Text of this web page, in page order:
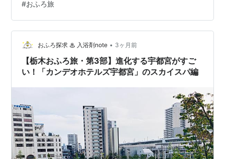
形文化財） 「宇都宮ライトライン」初乗車！ 乗り心地
宇都宮天然温泉 ベルさくらの湯 旅のmemo ｜ 街歩きと
温泉、私らしい旅…
#おふろ旅
おふろ探求 ♨ 入浴剤note • 3ヶ月前
【栃木おふろ旅・第3部】進化する宇都宮がすご
い！「カンデオホテルズ宇都宮」のスカイスパ編